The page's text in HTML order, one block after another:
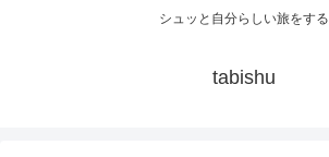
シュッと自分らしい旅をする
tabishu